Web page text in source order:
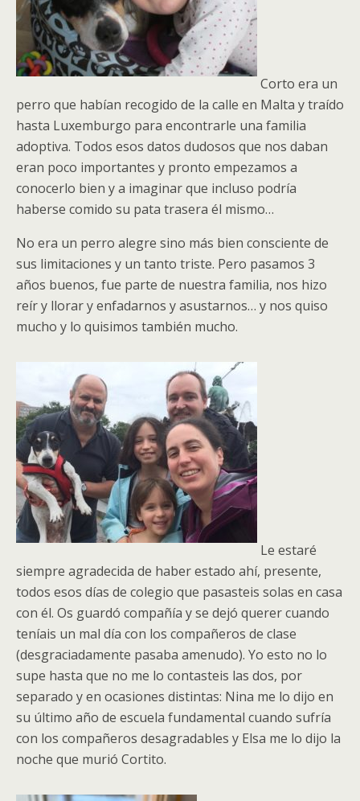
Corto era un
perro que habían recogido de la calle en Malta y traído
hasta Luxemburgo para encontrarle una familia
adoptiva. Todos esos datos dudosos que nos daban
eran poco importantes y pronto empezamos a
conocerlo bien y a imaginar que incluso podría
haberse comido su pata trasera él mismo…
No era un perro alegre sino más bien consciente de
sus limitaciones y un tanto triste. Pero pasamos 3
años buenos, fue parte de nuestra familia, nos hizo
reír y llorar y enfadarnos y asustarnos… y nos quiso
mucho y lo quisimos también mucho.
Le estaré
siempre agradecida de haber estado ahí, presente,
todos esos días de colegio que pasasteis solas en casa
con él. Os guardó compañía y se dejó querer cuando
teníais un mal día con los compañeros de clase
(desgraciadamente pasaba amenudo). Yo esto no lo
supe hasta que no me lo contasteis las dos, por
separado y en ocasiones distintas: Nina me lo dijo en
su último año de escuela fundamental cuando sufría
con los compañeros desagradables y Elsa me lo dijo la
noche que murió Cortito.